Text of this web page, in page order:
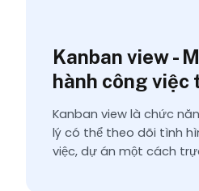
Kanban view -
hành công việc
Kanban view là chức
lý có thể theo dõi tình
việc, dự án một cách